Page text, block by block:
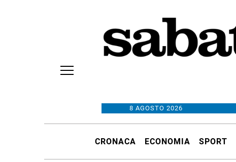
8 AGOSTO 2026
CRONACA ECONOMIA SPORT